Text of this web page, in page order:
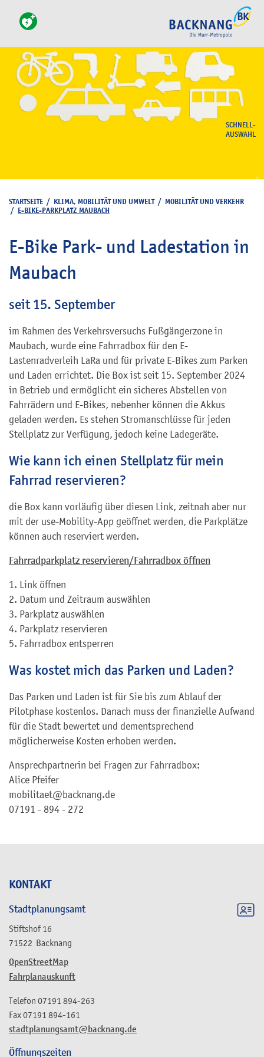
SCHNELL-
AUSWAHL
KONTAKT
Stadtplanungsamt
Stiftshof 16
71522 Backnang
OpenStreetMap
Fahrplanauskunft
stadtplanungsamt@backnang.de
Telefon 07191 894-263
Fax07191 894-161
Öffnungszeiten
STARTSEITE / KLIMA, MOBILITÄT UND UMWELT/ MOBILITÄT UND VERKEHR
/ E-BIKE-PARKPLATZ MAUBACH
E-Bike Park- und Ladestation in
Maubach
seit 15. September
im Rahmen des Verkehrsversuchs Fußgängerzone in
Maubach, wurde eine Fahrradbox für den E-
Lastenradverleih LaRa und für private E-Bikes zum Parken
und Laden errichtet. Die Box ist seit 15. September 2024
in Betrieb und ermöglicht ein sicheres Abstellen von
Fahrrädern und E-Bikes, nebenher können die Akkus
geladen werden. Es stehen Stromanschlüsse für jeden
Stellplatz zur Verfügung, jedoch keine Ladegeräte.
Wie kann ich einen Stellplatz für mein
Fahrrad reservieren?
die Box kann vorläufig über diesen Link, zeitnah aber nur
mit der use-Mobility-App geöffnet werden, die Parkplätze
können auch reserviert werden.
Fahrradparkplatz reservieren/Fahrradbox öffnen
1. Link öffnen
2. Datum und Zeitraum auswählen
3. Parkplatz auswählen
4. Parkplatz reservieren
5. Fahrradbox entsperren
Was kostet mich das Parken und Laden?
Das Parken und Laden ist für Sie bis zum Ablauf der
Pilotphase kostenlos. Danach muss der finanzielle Aufwand
für die Stadt bewertet und dementsprechend
möglicherweise Kosten erhoben werden.
Ansprechpartnerin bei Fragen zur Fahrradbox:
Alice Pfeifer
mobilitaet@backnang.de
07191 - 894 - 272